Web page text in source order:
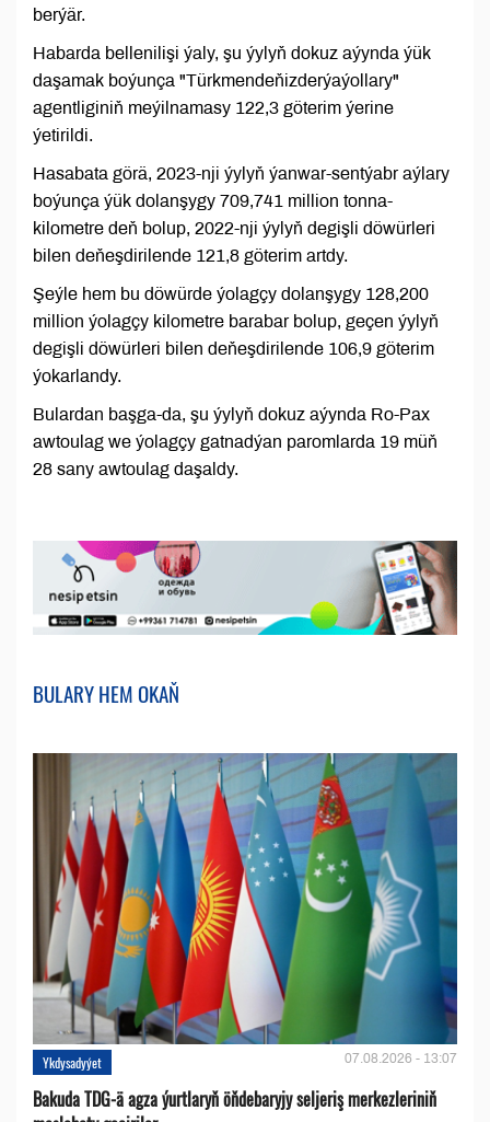
berýär.
Habarda bellenilişi ýaly, şu ýylyň dokuz aýynda ýük
daşamak boýunça "Türkmendeňizderýaýollary"
agentliginiň meýilnamasy 122,3 göterim ýerine
ýetirildi.
Hasabata görä, 2023-nji ýylyň ýanwar-sentýabr aýlary
boýunça ýük dolanşygy 709,741 million tonna-
kilometre deň bolup, 2022-nji ýylyň degişli döwürleri
bilen deňeşdirilende 121,8 göterim artdy.
Şeýle hem bu döwürde ýolagçy dolanşygy 128,200
million ýolagçy kilometre barabar bolup, geçen ýylyň
degişli döwürleri bilen deňeşdirilende 106,9 göterim
ýokarlandy.
Bulardan başga-da, şu ýylyň dokuz aýynda Ro-Pax
awtoulag we ýolagçy gatnadýan paromlarda 19 müň
28 sany awtoulag daşaldy.
BULARY HEM OKAŇ
Ykdysadyýet 07.08.2026 - 13:07
Bakuda TDG-ä agza ýurtlaryň öňdebaryjy seljeriş merkezleriniň